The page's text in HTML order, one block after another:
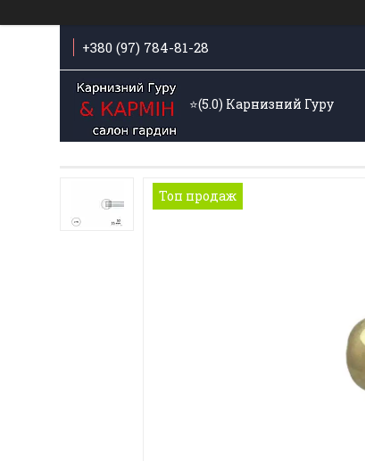
+380 (97) 784-81-28
⭐️(5.0) Карнизний Гуру
Топ продаж